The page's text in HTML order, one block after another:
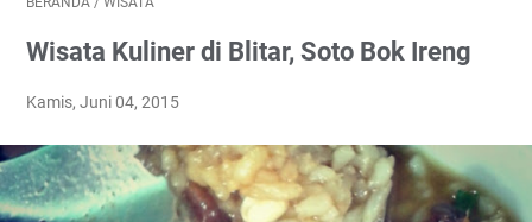
Wisata Kuliner di Blitar, Soto Bok Ireng
Kamis, Juni 04, 2015